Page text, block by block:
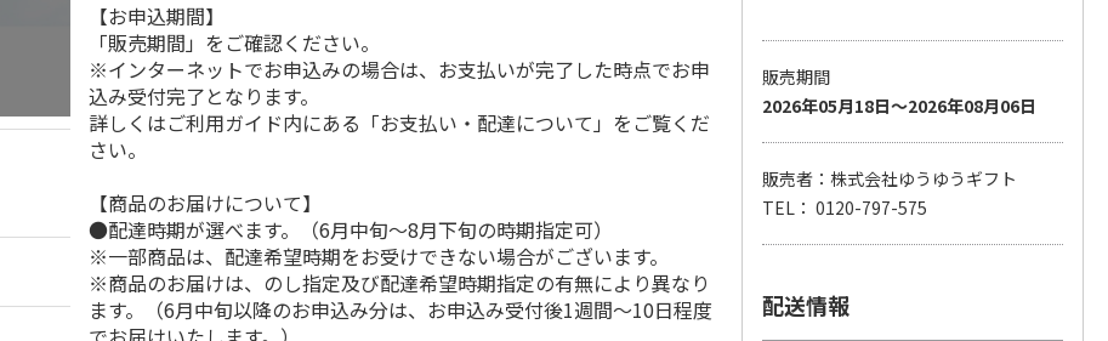
【お申込期間】
「販売期間」をご確認ください。
※インターネットでお申込みの場合は、お支払いが完了した時点でお申
込み受付完了となります。
詳しくはご利用ガイド内にある「お支払い・配達について」をご覧くだ
さい。
【商品のお届けについて】
●配達時期が選べます。（6月中旬～8月下旬の時期指定可）
※一部商品は、配達希望時期をお受けできない場合がございます。
※商品のお届けは、のし指定及び配達希望時期指定の有無により異なり
ます。（6月中旬以降のお申込み分は、お申込み受付後1週間～10日程度
販売期間
2026年05月18日～2026年08月06日
販売者：株式会社ゆうゆうギフト
TEL： 0120-797-575
配送情報